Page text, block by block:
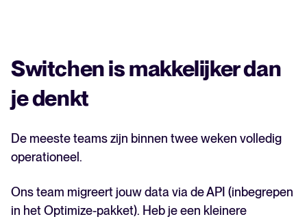
Switchen is makkelijker dan
je denkt
De meeste teams zijn binnen twee weken volledig
operationeel.
Ons team migreert jouw data via de API (inbegrepen
in het Optimize-pakket). Heb je een kleinere